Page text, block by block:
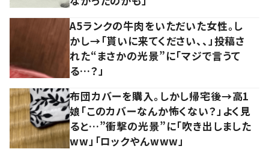
A5ランクの牛肉をいただいた女性。し
かし→「貰いに来てください、、」投稿さ
れた“まさかの光景”に「マジで言うて
る…？」
布団カバーを購入。しかし帰宅後→高1
娘「このカバーなんか怖くない？」よく見
ると…”衝撃の光景”に「吹き出しました
ww」「ロックやんwww」